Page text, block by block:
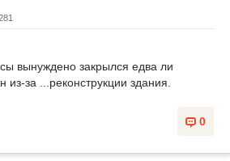
вынуждено закрылся едва ли
из-за ...реконструкции здания.
0